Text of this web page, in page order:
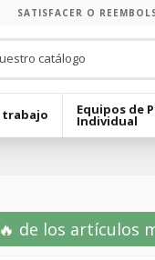
SATISFACER O
trabajo Equipos de
Individual
de los artículos